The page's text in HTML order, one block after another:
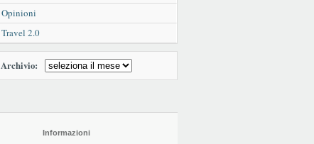
Opinioni
Travel 2.0
Archivio:
Informazioni